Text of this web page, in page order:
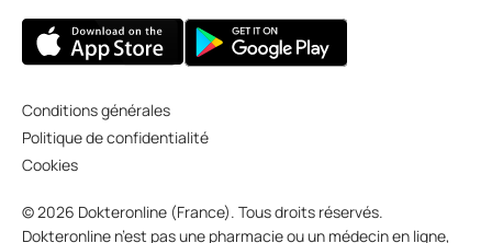
Conditions générales
Politique de confidentialité
Cookies
© 2026 Dokteronline (France). Tous droits réservés.
Dokteronline n’est pas une pharmacie ou un médecin en ligne,